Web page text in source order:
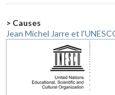
> Causes
Jean Michel Jarre et